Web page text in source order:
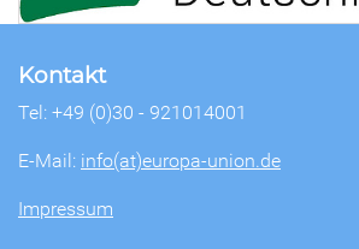
Kontakt
Tel: +49 (0)30 - 921014001
E-Mail: info(at)europa-union.de
Impressum